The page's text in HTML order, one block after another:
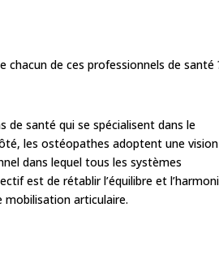
chacun de ces professionnels de santé
santé qui se spécialisent dans le
les ostéopathes adoptent une vision
dans lequel tous les systèmes
est de rétablir l’équilibre et
mobilisation articulaire.